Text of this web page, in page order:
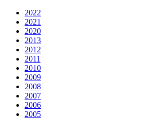
2022
2021
2020
2013
2012
2011
2010
2009
2008
2007
2006
2005